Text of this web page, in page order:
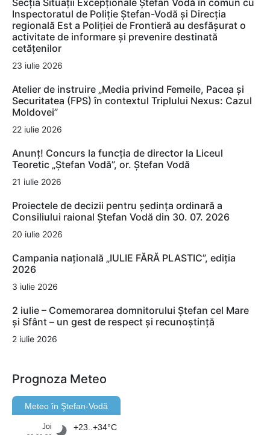
Secția Situații Excepționale Ștefan Vodă în comun cu
Inspectoratul de Poliție Ștefan-Vodă și Direcția
regională Est a Poliției de Frontieră au desfășurat o
activitate de informare și prevenire destinată
cetățenilor
23 iulie 2026
Atelier de instruire „Media privind Femeile, Pacea și
Securitatea (FPS) în contextul Triplului Nexus: Cazul
Moldovei”
22 iulie 2026
Anunț! Concurs la funcția de director la Liceul
Teoretic „Ștefan Vodă”, or. Ștefan Vodă
21 iulie 2026
Proiectele de decizii pentru ședința ordinară a
Consiliului raional Ștefan Vodă din 30. 07. 2026
20 iulie 2026
Campania națională „IULIE FĂRĂ PLASTIC”, ediția
2026
3 iulie 2026
2 iulie – Comemorarea domnitorului Ștefan cel Mare
și Sfânt – un gest de respect și recunoștință
2 iulie 2026
Prognoza Meteo
Meteo în Ştefan-Vodă
Joi +23..+34°C